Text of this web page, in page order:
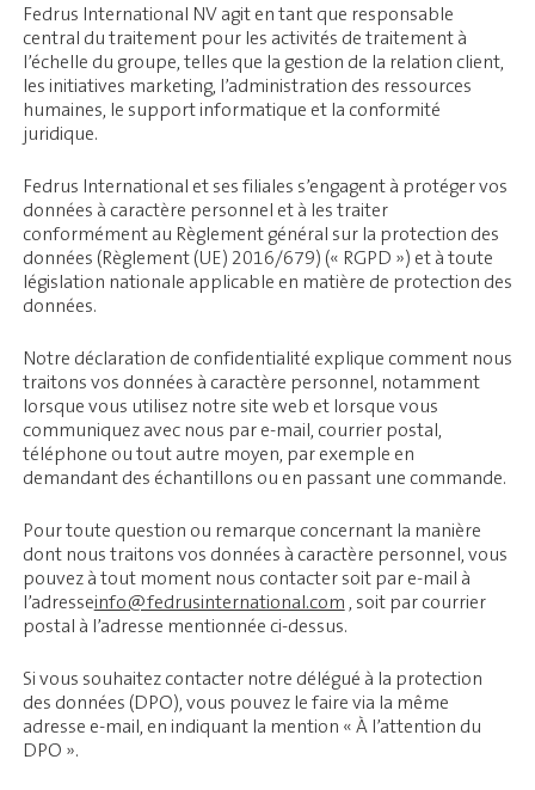
Fedrus International NV agit en tant que responsable
central du traitement pour les activités de traitement à
l’échelle du groupe, telles que la gestion de la relation client,
les initiatives marketing, l’administration des ressources
humaines, le support informatique et la conformité
juridique.
Fedrus International et ses filiales s’engagent à protéger vos
données à caractère personnel et à les traiter
conformément au Règlement général sur la protection des
données (Règlement (UE) 2016/679) (« RGPD ») et à toute
législation nationale applicable en matière de protection des
données.
Notre déclaration de confidentialité explique comment nous
traitons vos données à caractère personnel, notamment
lorsque vous utilisez notre site web et lorsque vous
communiquez avec nous par e-mail, courrier postal,
téléphone ou tout autre moyen, par exemple en
demandant des échantillons ou en passant une commande.
Pour toute question ou remarque concernant la manière
dont nous traitons vos données à caractère personnel, vous
pouvez à tout moment nous contacter soit par e-mail à
l’adresseinfo@fedrusinternational.com, soit par courrier
postal à l’adresse mentionnée ci-dessus.
Si vous souhaitez contacter notre délégué à la protection
des données (DPO), vous pouvez le faire via la même
adresse e-mail, en indiquant la mention « À l’attention du
DPO ».